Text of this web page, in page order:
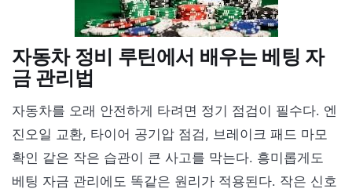
자동차 정비 루틴에서 배우는 베팅 자
금 관리법
자동차를 오래 안전하게 타려면 정기 점검이 필수다. 엔
진오일 교환, 타이어 공기압 점검, 브레이크 패드 마모
확인 같은 작은 습관이 큰 사고를 막는다. 흥미롭게도
베팅 자금 관리에도 똑같은 원리가 적용된다. 작은 신호